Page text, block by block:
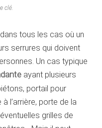
clé.
tous les cas où un
serrures qui doivent
Un cas typique
ayant plusieurs
portail pour
l’arrière, porte de la
grilles de